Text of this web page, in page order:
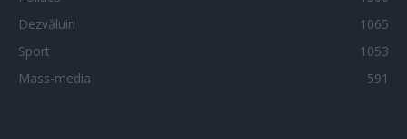
Dezvăluiri
1065
Sport
1053
Mass-media
591